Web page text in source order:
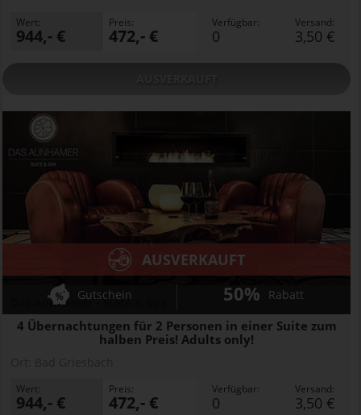
Wert:
944,- €
Preis:
472,- €
Verfügbar:
0
Versand:
3,50 €
Das Aunhamer - Suite & Spa
4 Übernachtungen für 2 Personen in einer Suite zum
halben Preis! Adults only!
AUSVERKAUFT
Gutschein 50% Rabatt
Wert:
944,- €
Preis:
472,- €
Verfügbar:
0
Versand:
3,50 €